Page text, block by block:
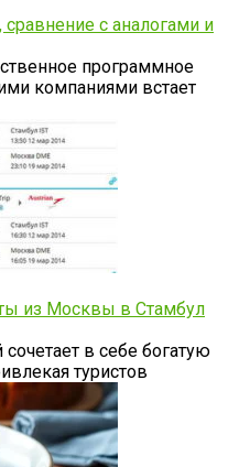
сравнение с аналогами и
программное
компаниями встает
из Москвы в Стамбул
в себе богатую
туристов